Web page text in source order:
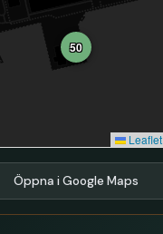
50
Leaflet
Öppna i Google Maps